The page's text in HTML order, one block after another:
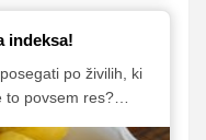
indeksa!
po živilih, ki
to povsem res?